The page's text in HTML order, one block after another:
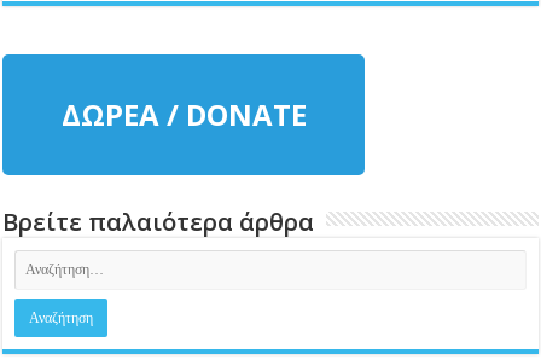
ΔΩΡΕΑ / DONATE
Βρείτε παλαιότερα άρθρα